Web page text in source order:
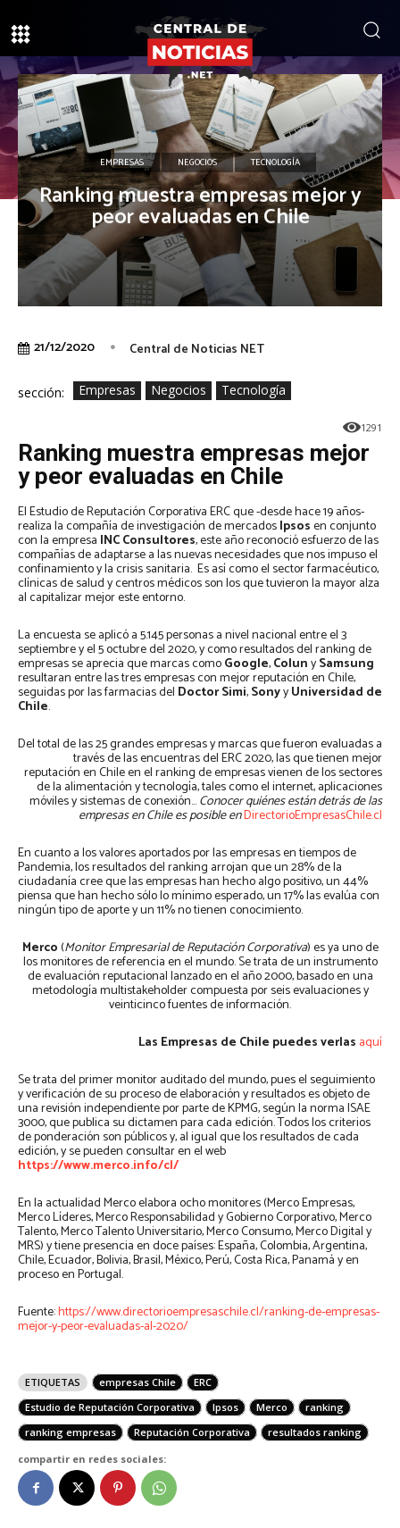
EMPRESAS NEGOCIOS TECNOLOGÍA
Ranking muestra empresas mejor y
peor evaluadas en Chile
21/12/2020 Central de Noticias NET
sección: Empresas Negocios Tecnología
1291
Ranking muestra empresas mejor
y peor evaluadas en Chile
El Estudio de Reputación Corporativa ERC que -desde hace 19 años-
realiza la compañía de investigación de mercadosIpsosen conjunto
con la empresa INC Consultores, este año reconoció esfuerzo de las
compañías de adaptarse a las nuevas necesidades que nos impuso el
confinamiento y la crisis sanitaria. Es así como el sector farmacéutico,
clínicas de salud y centros médicos son los que tuvieron la mayor alza
al capitalizar mejor este entorno.
La encuesta se aplicó a 5.145 personas a nivel nacional entre el 3
septiembre y el 5 octubre del 2020, y como resultados del ranking de
empresas se aprecia que marcas comoGoogle,ColunySamsung
resultaran entre las tres empresas con mejor reputación en Chile,
seguidas por las farmacias del Doctor Simi,SonyyUniversidad de
Chile.
Del total de las 25 grandes empresas y marcas que fueron evaluadas a
través de las encuentras del ERC 2020, las que tienen mejor
reputación en Chile en el ranking de empresas vienen de los sectores
de la alimentación y tecnología, tales como el internet, aplicaciones
móviles y sistemas de conexión…Conocer quiénes están detrás de las
empresas en Chile es posible enDirectorioEmpresasChile.cl
En cuanto a los valores aportados por las empresas en tiempos de
Pandemia, los resultados del ranking arrojan que un 28% de la
ciudadanía cree que las empresas han hecho algo positivo, un 44%
piensa que han hecho sólo lo mínimo esperado, un 17% las evalúa con
ningún tipo de aporte y un 11% no tienen conocimiento.
Merco(Monitor Empresarial de Reputación Corporativa) es ya uno de
los monitores de referencia en el mundo. Se trata de un instrumento
de evaluación reputacional lanzado en el año 2000, basado en una
metodología multistakeholder compuesta por seis evaluaciones y
veinticinco fuentes de información.
Las Empresas de Chile puedes verlas aquí
Se trata del primer monitor auditado del mundo, pues el seguimiento
y verificación de su proceso de elaboración y resultados es objeto de
una revisión independiente por parte de KPMG, según la norma ISAE
3000, que publica su dictamen para cada edición. Todos los criterios
de ponderación son públicos y, al igual que los resultados de cada
edición, y se pueden consultar en el web
https://www.merco.info/cl/
En la actualidad Merco elabora ocho monitores (Merco Empresas,
Merco Líderes, Merco Responsabilidad y Gobierno Corporativo, Merco
Talento, Merco Talento Universitario, Merco Consumo, Merco Digital y
MRS) y tiene presencia en doce países: España, Colombia, Argentina,
Chile, Ecuador, Bolivia, Brasil, México, Perú, Costa Rica, Panamá y en
proceso en Portugal.
Fuente:https://www.directorioempresaschile.cl/ranking-de-empresas-
mejor-y-peor-evaluadas-al-2020/
ETIQUETAS empresas Chile
ERC
Estudio de Reputación Corporativa
Ipsos Merco
ranking
ranking empresas
Reputación Corporativa
resultados ranking
compartir en redes sociales: